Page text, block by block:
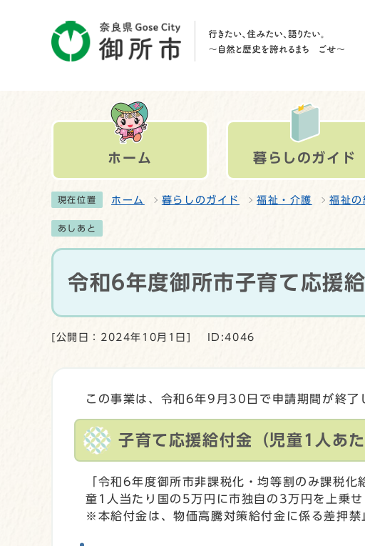
ホーム 暮らしのガイド
現在位置 ホーム 暮らしのガイド 福祉・介護 福祉の
あしあと
令和6年度御所市子育て応援
[公開日：2024年10月1日] ID:4046
この事業は、令和6年9月30日で申請期間が終了
子育て応援給付金（児童1人あ
「令和6年度御所市非課税化・均等割のみ課税
童1人当たり国の5万円に市独自の3万円を上乗せ
※本給付金は、物価高騰対策給付金に係る差押